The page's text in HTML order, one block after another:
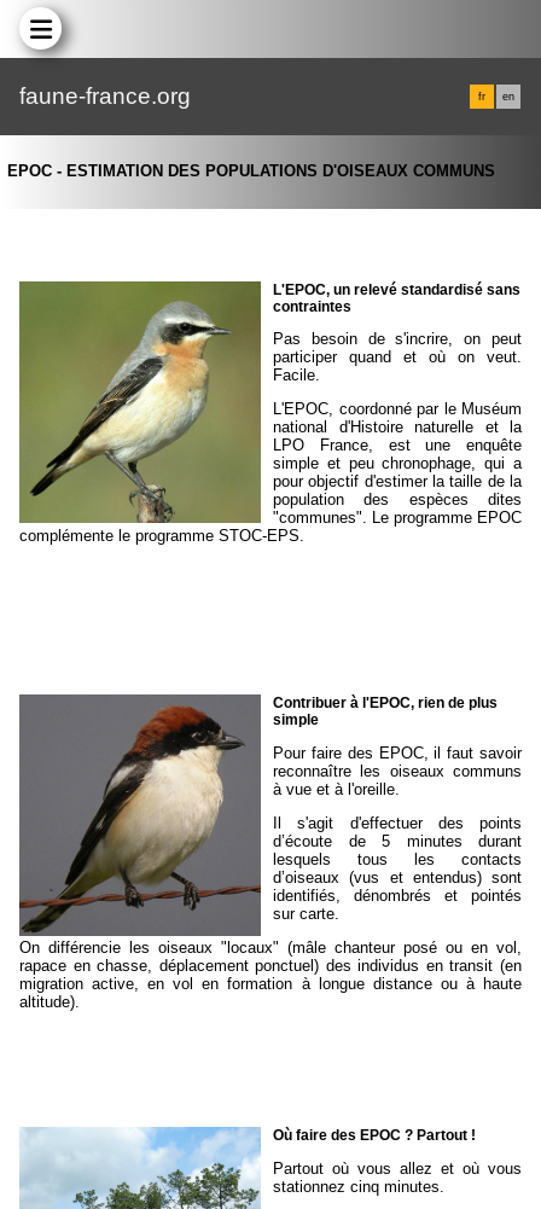
faune-france.org fr en
EPOC - ESTIMATION DES POPULATIONS D'OISEAUX COMMUNS
L'EPOC, un relevé standardisé sans
contraintes
Pas besoin de s'incrire, on peut
participer quand et où on veut.
Facile.
L'EPOC, coordonné par le Muséum
national d'Histoire naturelle et la
LPO France, est une enquête
simple et peu chronophage, qui a
pour objectif d'estimer la taille de la
population des espèces dites
"communes". Le programme EPOC
complémente le programme STOC-EPS.
Contribuer à l'EPOC, rien de plus
simple
Pour faire des EPOC, il faut savoir
reconnaître les oiseaux communs
à vue et à l'oreille.
Il s'agit d'effectuer des points
d’écoute de 5 minutes durant
lesquels tous les contacts
d’oiseaux (vus et entendus) sont
identifiés, dénombrés et pointés
sur carte.
On différencie les oiseaux "locaux" (mâle chanteur posé ou en vol,
rapace en chasse, déplacement ponctuel) des individus en transit (en
migration active, en vol en formation à longue distance ou à haute
altitude).
Où faire des EPOC ? Partout !
Partout où vous allez et où vous
stationnez cinq minutes.